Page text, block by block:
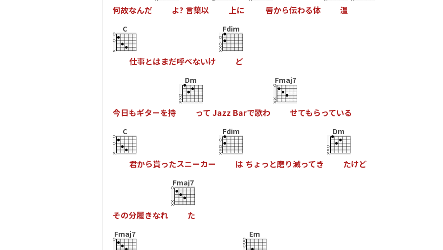
何故なんだ よ? 言葉以 上に 唇から伝わる体 温
C
仕事とはまだ呼べないけ
Fdim
ど
今日もギターを持
Dm
って Jazz Barで歌わ
Fmaj7
せてもらっている
C
君から貰ったスニーカー
Fdim
は ちょ っ と磨り減ってき
Dm
たけど
その分履きなれ
Fmaj7
た
Fmaj7 Em